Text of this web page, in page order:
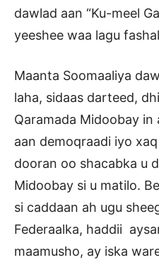
dawlad aan “Ku-meel
yeeshee waa lagu
Maanta Soomaaliya
laha, sidaas darteed,
Qaramada Midoobay
aan demoqraadi iyo
dooran oo shacabka u
Midoobay si u matilo.
si caddaan ah ugu
Federaalka, haddii
maamusho, ay iska